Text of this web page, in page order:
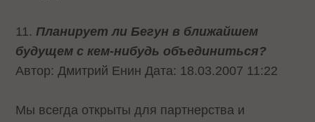
11.Планирует ли Бегун в ближайшем
будущем с кем-нибудь объединиться?
Автор: Дмитрий Енин Дата: 18.03.2007 11:22
Мы всегда открыты для партнерства и